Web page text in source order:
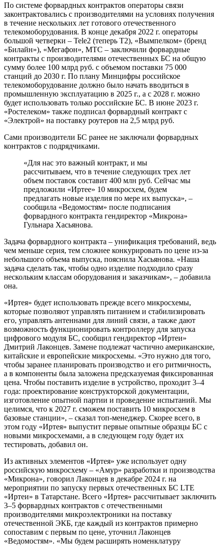
По системе форвардных контрактов операторы связи
законтрактовались с производителями на условиях получения
в течение нескольких лет готового отечественного
телекомоборудования. В конце декабря 2022 г. операторы
большой четверки – Tele2 (теперь Т2), «Вымпелком» (бренд
«Билайн»), «Мегафон», МТС – заключили форвардные
контракты с производителями отечественных БС на общую
сумму более 100 млрд руб. с объемом поставки 75 000
станций до 2030 г. По плану Минцифры российское
телекомоборудование должно было начать вводиться в
промышленную эксплуатацию в 2025 г., а с 2028 г. можно
будет использовать только российские БС. В июне 2023 г.
«Ростелеком» также подписал форвардный контракт с
«Электрой» на поставку роутеров на 2,5 млрд руб.
Сами производители БС ранее не заключали форвардных
контрактов с подрядчиками.
«Для нас это важный контракт, и мы
рассчитываем, что в течение следующих трех лет
объем поставок составит 400 млн руб. Сейчас мы
предложили «Иртее» 10 микросхем, будем
предлагать новые изделия по мере их выпуска», –
сообщила «Ведомостям» после подписания
форвардного контракта гендиректор «Микрона»
Гульнара Хасьянова.
Задача форвардного контракта – унификация требований, ведь
чем меньше серия, тем сложнее конкурировать по цене из-за
небольшого объема выпуска, пояснила Хасьянова. «Наша
задача сделать так, чтобы одно изделие подходило сразу
нескольким классам оборудования и заказчикам», – добавила
она.
«Иртея» будет использовать прежде всего микросхемы,
которые позволяют управлять питанием и стабилизировать
его, управлять антеннами для линий связи, а также дают
возможность функционировать контроллеру для запуска
цифрового модуля БС, сообщил гендиректор «Иртеи»
Дмитрий Лаконцев. Замене подлежат частично американские,
китайские и европейские микросхемы. «Это нужно для того,
чтобы заранее планировать производство и его ритмичность,
а в компоненты была заложена предсказуемая фиксированная
цена. Чтобы поставить изделие в устройство, проходит 3–4
года: проектирование конструкторской документации,
изготовление опытной партии и проведение испытаний. Мы
целимся, что к 2027 г. сможем поставить 10 микросхем в
базовые станции», – сказал топ-менеджер. Скорее всего, в
этом году «Иртея» выпустит первые опытные образцы БС с
новыми микросхемами, а в следующем году будет их
тестировать, добавил он.
Из активных элементов «Иртея» уже использует одну
российскую микросхему – «Амур» разработки и производства
«Микрона», говорил Лаконцев в декабре 2024 г. на
мероприятии по запуску первых отечественных БС LTE
«Иртеи» в Татарстане. Всего «Иртея» рассчитывает заключить
3–5 форвардных контрактов с отечественными
производителями микроэлектроники на поставку
отечественной ЭКБ, где каждый из контрактов примерно
сопоставим с первым по цене, уточнил Лаконцев
«Ведомостям». «Мы будем расширять номенклатуру